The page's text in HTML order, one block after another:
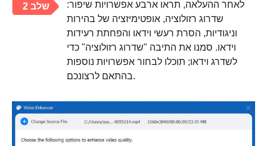
שלב 2
לאחר ההעלאה, תראו ארבע אפשרויות שיפור:
שדרוג רזולוציה, אופטימיזציה של בהירות
וניגודיות, הסרת רעשי וידאו והפחתת רעידות
וידאו. סמנו את התיבה "שדרוג רזולוציה" כדי
לשדרג וידאו; תוכלו לבחור אפשרויות נוספות
בהתאם לרצונכם.